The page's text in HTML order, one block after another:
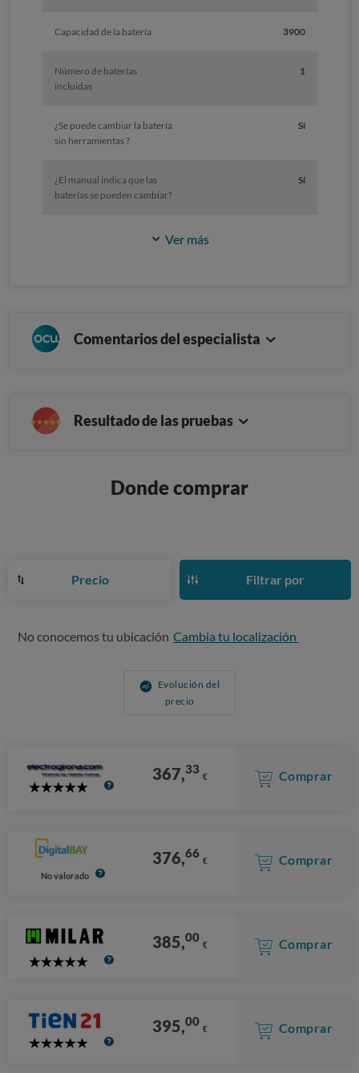
Capacidad de la batería 3900
Número de baterías
incluidas
1
¿Se puede cambiar la batería
sin herramientas ?
Sí
¿El manual indica que las
baterías se pueden cambiar?
Sí
Ver más
Comentarios del especialista
Resultado de las pruebas
Donde comprar
Precio Filtrar por
No conocemos tu ubicación Cambia tu localización
Evolución del
precio
5
367,33 € Comprar
No valorado
376,66 € Comprar
5
385,00 € Comprar
5
395,00 € Comprar